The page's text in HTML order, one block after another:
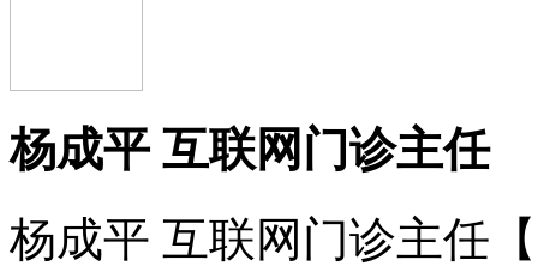
杨成平 互联网门诊主任
杨成平 互联网门诊主任